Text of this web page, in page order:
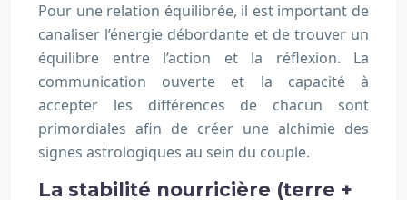
Pour une relation équilibrée, il est important de
canaliser l’énergie débordante et de trouver un
équilibre entre l’action et la réflexion. La
communication ouverte et la capacité à
accepter les différences de chacun sont
primordiales afin de créer une alchimie des
signes astrologiques au sein du couple.
La stabilité nourricière (terre +